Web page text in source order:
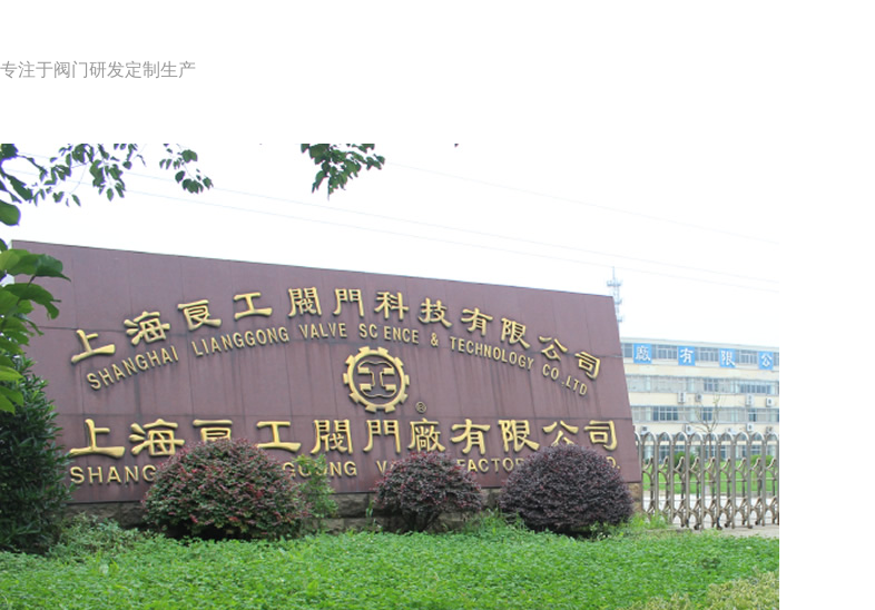
专注于阀门研发定制生产